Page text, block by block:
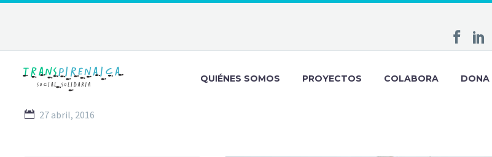
QUIÉNES SOMOS PROYECTOS COLABORA DONA
27 abril, 2016